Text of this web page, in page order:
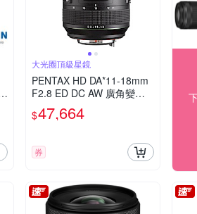
大光圈頂級星鏡
PENTAX HD DA*11-18mm
F2.8 ED DC AW 廣角變焦
鏡(公司貨)
$47,664
券